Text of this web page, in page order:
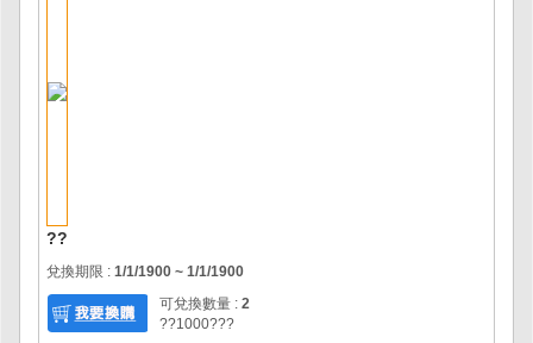
??
兌換期限 : 1/1/1900 ~ 1/1/1900
可兌換數量 : 2
??1000???